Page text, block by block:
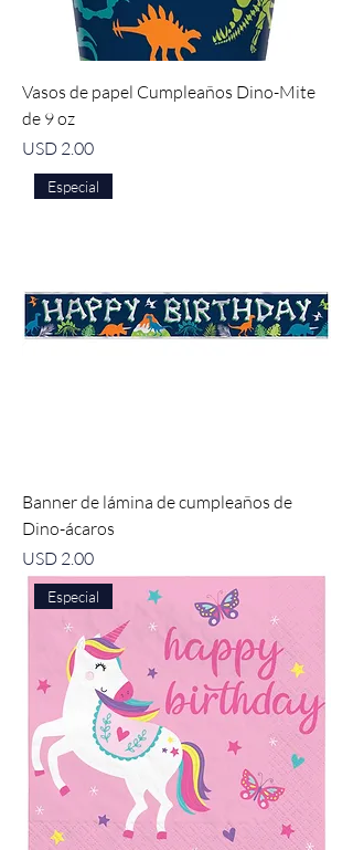
Vasos de papel Cumpleaños Dino-Mite
de 9 oz
Precio
USD 2.00
Especial
Banner de lámina de cumpleaños de
Dino-ácaros
Precio
USD 2.00
Especial